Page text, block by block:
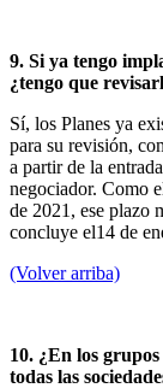
9. Si ya tengo
¿tengo que
Sí, los Planes ya
para su revisión,
a partir de la
negociador. Como
de 2021, ese plazo
concluye el14 de
(Volver arriba)
10. ¿En los
todas las